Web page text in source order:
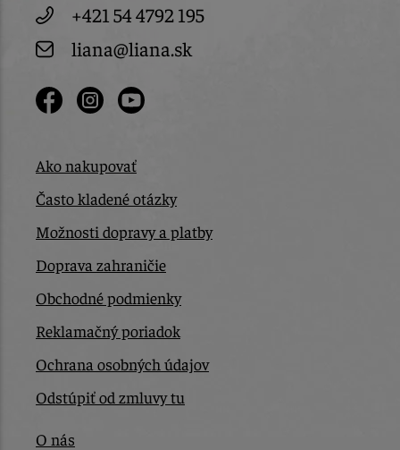
+421 54 4792 195
liana@liana.sk
Ako nakupovať
Často kladené otázky
Možnosti dopravy a platby
Doprava zahraničie
Obchodné podmienky
Reklamačný poriadok
Ochrana osobných údajov
Odstúpiť od zmluvy tu
O nás